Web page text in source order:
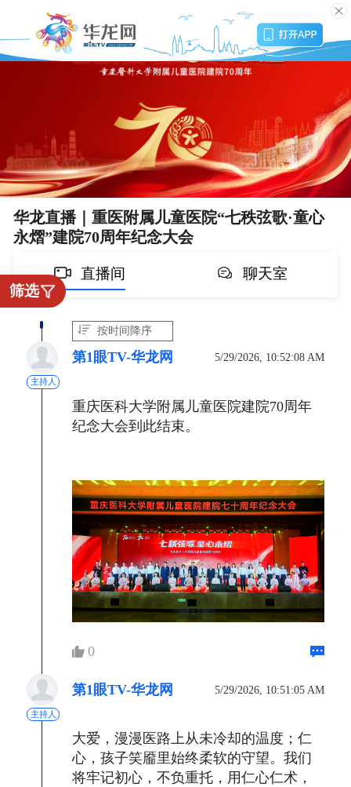
筛选
华龙直播｜重医附属儿童医院“七秩弦歌·童心
永熠”建院70周年纪念大会
直播间 聊天室
按时间降序
主持人
第1眼TV-华龙网 5/29/2026, 10:52:08 AM
重庆医科大学附属儿童医院建院70周年
纪念大会到此结束。
0
主持人
第1眼TV-华龙网 5/29/2026, 10:51:05 AM
大爱，漫漫医路上从未冷却的温度；仁
心，孩子笑靥里始终柔软的守望。我们
将牢记初心，不负重托，用仁心仁术，